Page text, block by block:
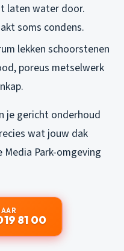
laten water door.
soms condens.
lekken schoorstenen
poreus metselwerk
je gericht onderhoud
wat jouw dak
Park-omgeving
81 00